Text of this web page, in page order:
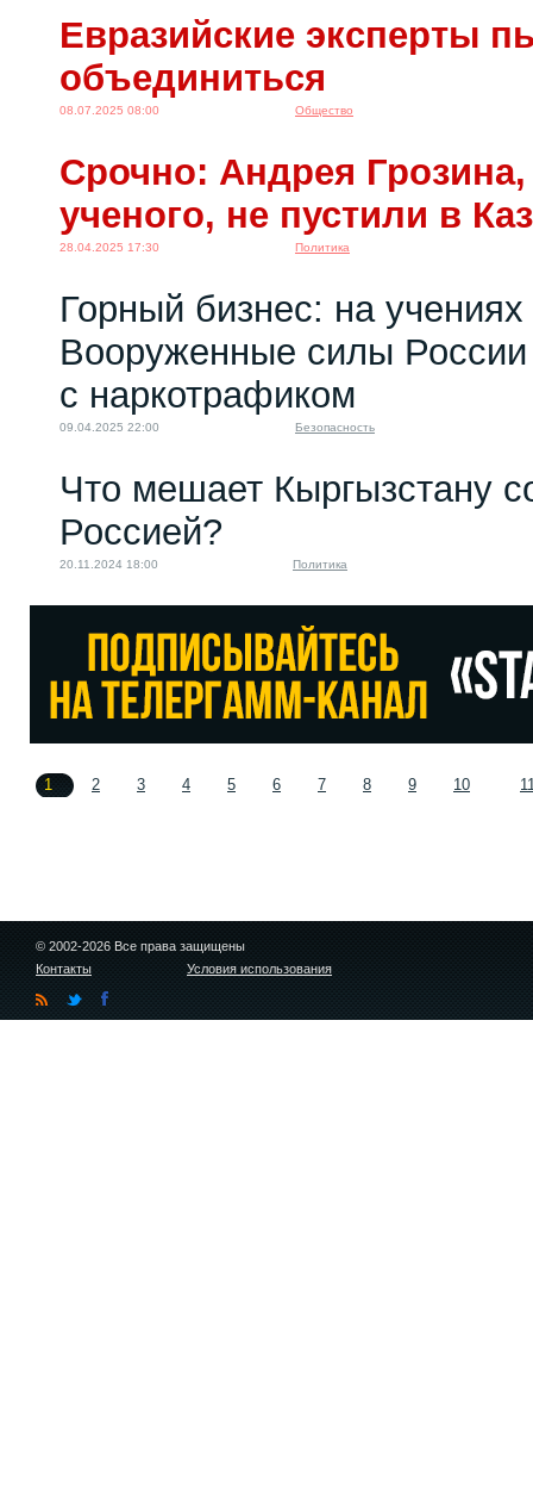
Евразийские эксперты
объединиться
08.07.2025 08:00 Общество
Срочно: Андрея Грозина,
ученого, не пустили в
28.04.2025 17:30 Политика
Горный бизнес: на
Вооруженные силы России
с наркотрафиком
09.04.2025 22:00 Безопасность
Что мешает Кыргызстану
Россией?
20.11.2024 18:00 Политика
1 2 3 4 5 6 7 8 9 10
© 2002-2026 Все права защищены
Контакты
Условия использования